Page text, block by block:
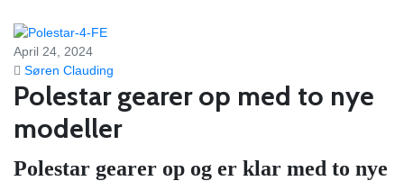
April 24, 2024
Søren Clauding
Polestar gearer op med to nye
modeller
Polestar gearer op og er klar med to nye